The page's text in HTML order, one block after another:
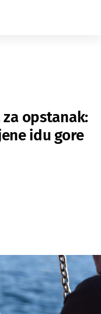
opstanak:
idu gore